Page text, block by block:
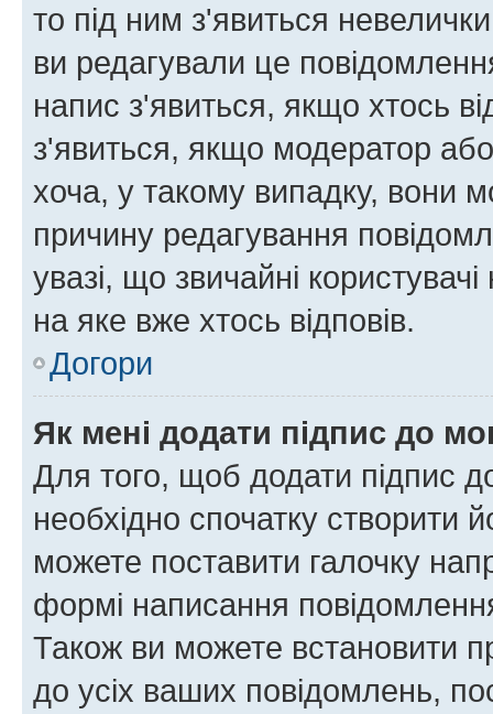
то під ним з'явиться
ви редагували це
напис з'явиться, якщо хтось
з'явиться, якщо модератор
хоча, у такому випадку, вони
причину редагування
увазі, що звичайні
на яке вже хтось відповів.
Догори
Як мені додати підпис до
Для того, щоб додати підпис
необхідно спочатку створити
можете поставити галочку
формі написання
Також ви можете встановити
до усіх ваших повідомлень,